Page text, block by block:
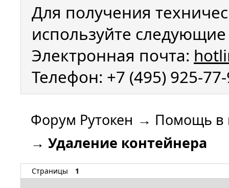
Для получения
используйте
Электронная почта:
Телефон: +7 (495) 925-
Форум Рутокен → Помощь в
→ Удаление контейнера
Страницы 1